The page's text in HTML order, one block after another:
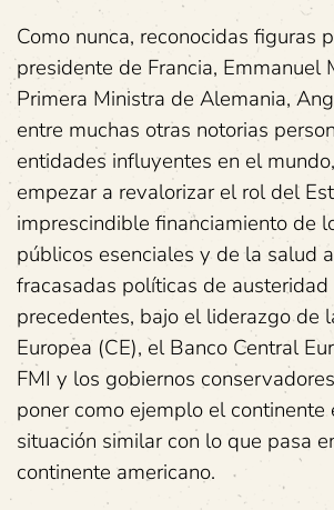
Como nunca, reconocidas figuras
presidente de Francia, Emmanuel
Primera Ministra de Alemania,
entre muchas otras notorias
entidades influyentes en el
empezar a revalorizar el rol del
imprescindible financiamiento de
públicos esenciales y de la salud
fracasadas políticas de
precedentes, bajo el liderazgo de
Europea (CE), el Banco Central
FMI y los gobiernos
poner como ejemplo el continente
situación similar con lo que pasa
continente americano.